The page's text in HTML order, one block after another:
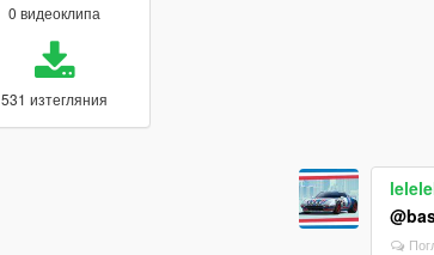
0 видеоклипа
531 изтегляния